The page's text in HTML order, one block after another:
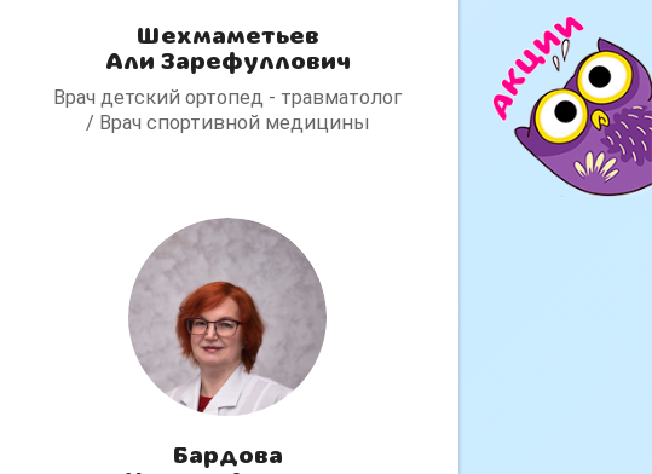
Шехмаметьев
Али Зарефуллович
Врач детский ортопед - травматолог
/ Врач спортивной медицины
Бардова